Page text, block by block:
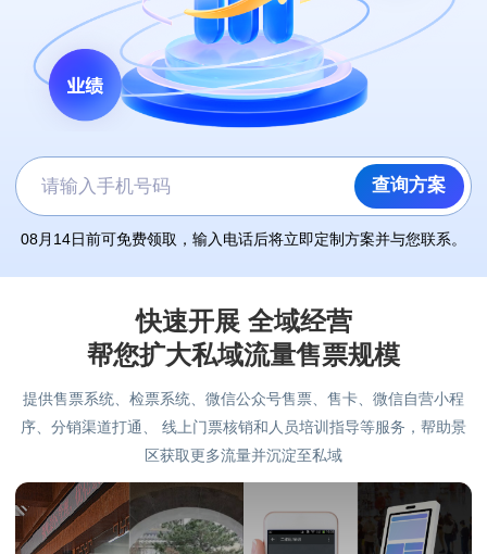
游山玩水类景区
赏花类景区
水乐园类景区
滑雪场类景区
演唱会场馆类
剧本杀类
查询方案
08月14日前可免费领取，输入电话后将立即定制方案并与您联系。
快速开展 全域经营
帮您扩大私域流量售票规模
提供售票系统、检票系统、微信公众号售票、售卡、微信自营小程
序、分销渠道打通、 线上门票核销和人员培训指导等服务，帮助景
区获取更多流量并沉淀至私域